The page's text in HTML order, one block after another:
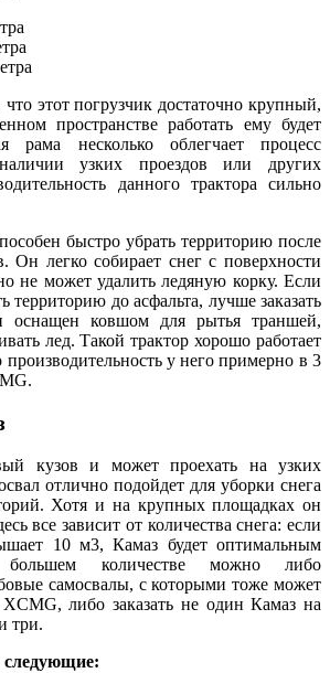
этот погрузчик достаточно крупный,
пространстве работать ему будет
рама несколько облегчает процесс
узких проездов или других
данного трактора сильно
быстро убрать территорию после
Он легко собирает снег с поверхности
не может удалить ледяную корку. Если
территорию до асфальта, лучше заказать
оснащен ковшом для рытья траншей,
лед. Такой трактор хорошо работает
у него примерно в 3
.
кузов и может проехать на узких
отлично подойдет для уборки снега
Хотя и на крупных площадках он
все зависит от количества снега: если
10 м3, Камаз будет оптимальным
количестве можно либо
самосвалы, с которыми тоже может
XCMG, либо заказать не один Камаз на
три.
следующие: